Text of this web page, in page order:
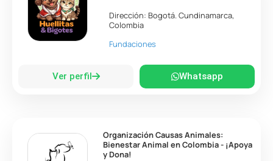
Dirección: Bogotá.Cundinamarca,
Colombia
Fundaciones
Ver perfil Whatsapp
Organización Causas Animales:
Bienestar Animal en Colombia - ¡Apoya
y Dona!